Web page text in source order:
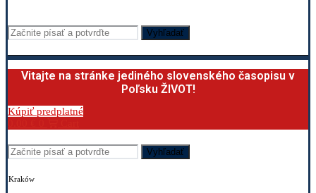
Vyhľadať
Vitajte na stránke jediného slovenského časopisu v
Poľsku ŽIVOT!
Kúpiť predplatné
Vyhľadať
Kraków